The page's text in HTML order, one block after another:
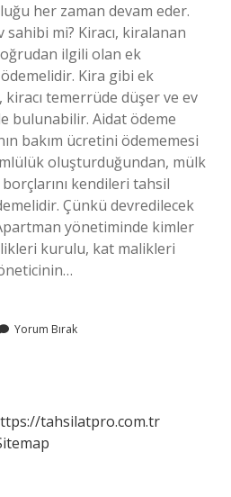
her zaman devam eder.
sahibi mi? Kiracı, kiralanan
ilgili olan ek
ödemelidir. Kira gibi ek
temerrüde düşer ve ev
bulunabilir. Aidat ödeme
bakım ücretini ödememesi
oluşturduğundan, mülk
kendileri tahsil
Çünkü devredilecek
yönetiminde kimler
kurulu, kat malikleri
Yorum Bırak
tahsilatpro.com.tr